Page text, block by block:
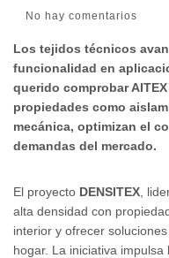
No hay comentarios
Los tejidos técnicos
funcionalidad en
querido comprobar
propiedades como
mecánica, optimizan el
demandas del mercado.
El proyecto DENSITEX ,
alta densidad con
interior y ofrecer
hogar. La iniciativa